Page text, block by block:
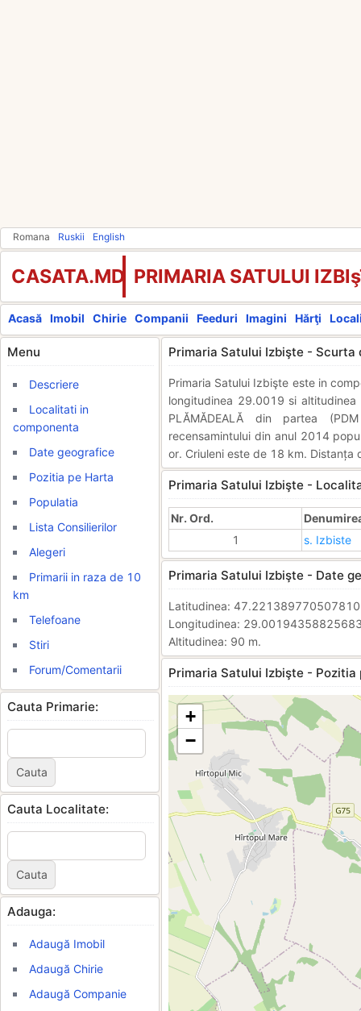
Romana Ruskii English
CASATA.MD PRIMARIA SATULUI
Acasă Imobil Chirie Companii Feeduri Imagini Hărţi
Menu
Descriere
Localitati in
componenta
Date geografice
Pozitia pe Harta
Populatia
Lista Consilierilor
Alegeri
Primarii in raza de 10
km
Telefoane
Stiri
Forum/Comentarii
Cauta Primarie:
Cauta Localitate:
Adauga:
Adaugă Imobil
Adaugă Chirie
Adaugă Companie
Primaria Satului Izbişte - Scurta
Primaria Satului Izbişte este in
longitudinea 29.0019 si
PLĂMĂDEALĂ din partea
recensamintului din anul 2014
or. Criuleni este de 18 km. Distanța
Primaria Satului Izbişte -
Nr. Ord.
1
s. Izbiste
Primaria Satului Izbişte - Date
Latitudinea:
Longitudinea:
Altitudinea: 90 m.
Primaria Satului Izbişte - Pozitia
+
−